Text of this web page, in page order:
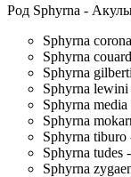
Род Sphyrna -
Sphyrna
Sphyrna
Sphyrna gilberti
Sphyrna lewini
Sphyrna
Sphyrna
Sphyrna tiburo
Sphyrna tudes
Sphyrna